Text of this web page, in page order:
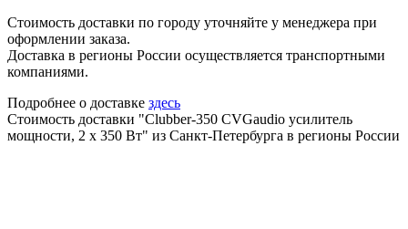
Стоимость доставки по городу уточняйте у менеджера при
оформлении заказа.
Доставка в регионы России осуществляется транспортными
компаниями.
Подробнее о доставке здесь
Стоимость доставки "Clubber-350 CVGaudio усилитель
мощности, 2 х 350 Вт" из Санкт-Петербурга в регионы России